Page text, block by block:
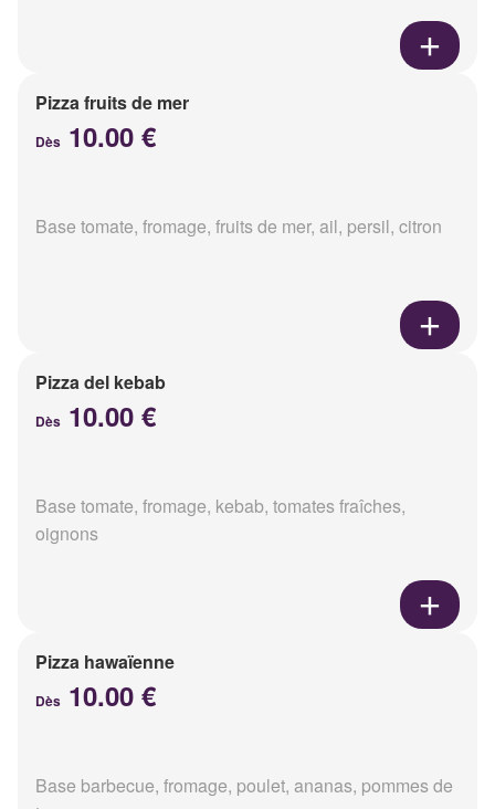
Pizza fruits de mer
Dès 10.00 €
Base tomate, fromage, fruits de mer, ail, persil, citron
Pizza del kebab
Dès 10.00 €
Base tomate, fromage, kebab, tomates fraîches,
oignons
Pizza hawaïenne
Dès 10.00 €
Base barbecue, fromage, poulet, ananas, pommes de